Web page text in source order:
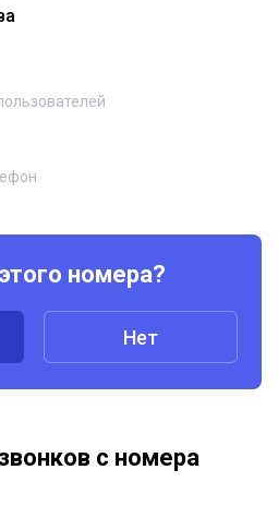
номера?
Нет
с номера